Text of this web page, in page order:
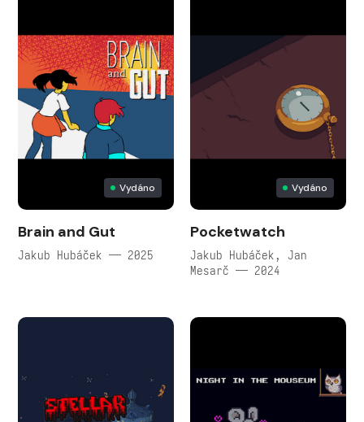
Vydáno
Brain and Gut
Jakub Hubáček — 2025
Vydáno
Pocketwatch
Jakub Hubáček, Jan
Mesarč — 2024